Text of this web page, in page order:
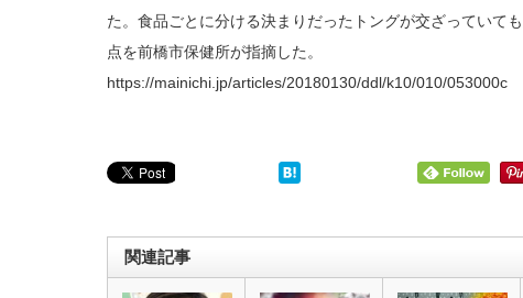
た。食品ごとに分ける決まりだったトングが交ざっていて
点を前橋市保健所が指摘した。
https://mainichi.jp/articles/20180130/ddl/k10/010/053000c
関連記事